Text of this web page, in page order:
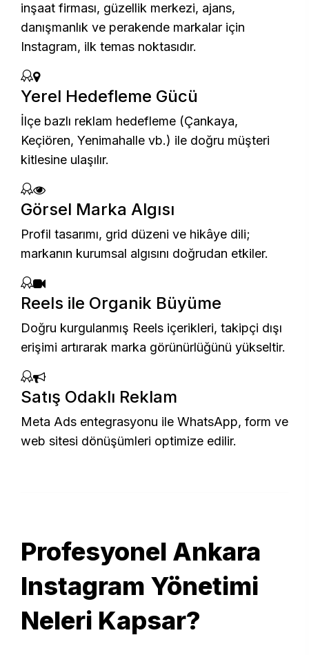
inşaat firması, güzellik merkezi, ajans,
danışmanlık ve perakende markalar için
Instagram, ilk temas noktasıdır.
Yerel Hedefleme Gücü
İlçe bazlı reklam hedefleme (Çankaya,
Keçiören, Yenimahalle vb.) ile doğru müşteri
kitlesine ulaşılır.
Görsel Marka Algısı
Profil tasarımı, grid düzeni ve hikâye dili;
markanın kurumsal algısını doğrudan etkiler.
Reels ile Organik Büyüme
Doğru kurgulanmış Reels içerikleri, takipçi dışı
erişimi artırarak marka görünürlüğünü yükseltir.
Satış Odaklı Reklam
Meta Ads entegrasyonu ile WhatsApp, form ve
web sitesi dönüşümleri optimize edilir.
Profesyonel Ankara
Instagram Yönetimi
Neleri Kapsar?